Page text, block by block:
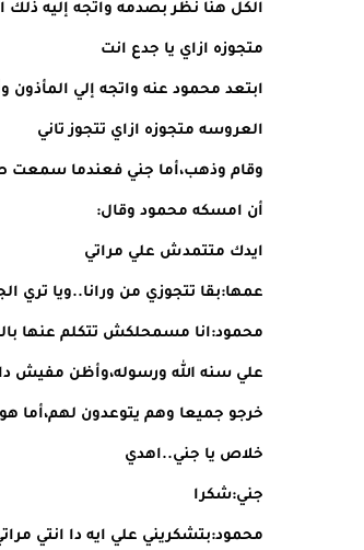
الكل هنا نظر بصدمه واتجه إليه
متجوزه ازاي يا جدع انت
ابتعد محمود عنه واتجه إلي المأذون
العروسه متجوزه ازاي تتجوز تاني
وقام وذهب،أما جني فعندما سمعت
أن امسكه محمود وقال:
ايدك متتمدش علي مراتي
عمها:بقا تتجوزي من ورانا..ويا تري
محمود:انا مسمحلكش تتكلم عنها
علي سنه الله ورسوله،وأظن مفيش
خرجو جميعا وهم يتوعدون لهم،أما
خلاص يا جني..اهدي
جني:شكرا
محمود:بتشكريني علي ايه دا انتي